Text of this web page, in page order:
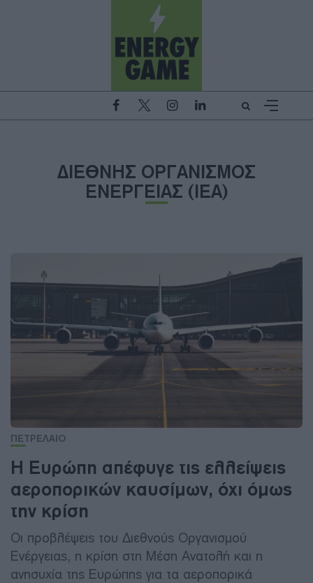
ΔΙΕΘΝΗΣ ΟΡΓΑΝΙΣΜΟΣ
ΕΝΕΡΓΕΙΑΣ (IEA)
ΠΕΤΡΕΛΑΙΟ
Η Ευρώπη απέφυγε τις ελλείψεις
αεροπορικών καυσίμων, όχι όμως
την κρίση
Οι προβλέψεις του Διεθνούς Οργανισμού
Ενέργειας, η κρίση στη Μέση Ανατολή και η
ανησυχία της Ευρώπης για τα αεροπορικά